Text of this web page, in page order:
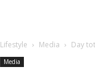
Lifestyle Media Day
Media